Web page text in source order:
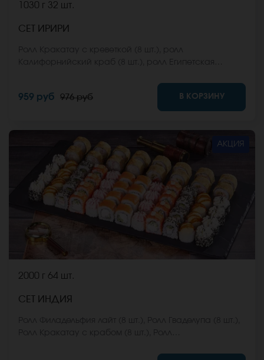
1030 г 32 шт.
СЕТ ИРИРИ
заказать имбирь, васаби и соевый соус. Они не
входят в стоимость заказа. *Внешний вид блюда
может отличаться от фото на сайте.
959 руб 976 руб В КОРЗИНУ
АКЦИЯ
2000 г 64 шт.
СЕТ ИНДИЯ
шт.), Ролл Калифорния хот (8 шт.), Ролл Охотский краб